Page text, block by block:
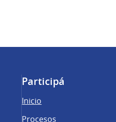
Participá
Inicio
Procesos